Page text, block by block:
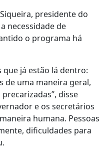
presidente do
necessidade de
o programa há
que já estão lá dentro:
de uma maneira geral,
disse
e os secretários
humana. Pessoas
dificuldades para